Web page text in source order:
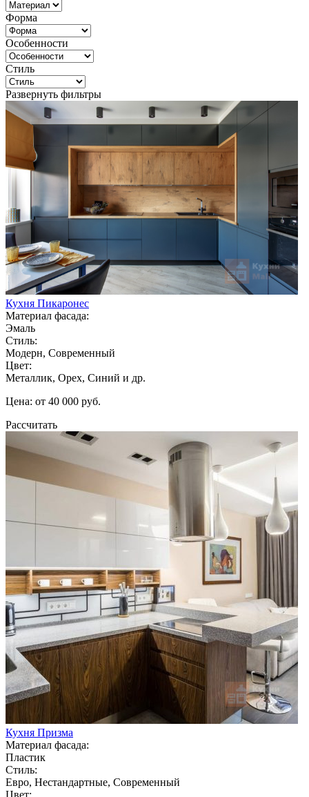
Форма
Особенности
Стиль
Развернуть фильтры
Кухня Пикаронес
Материал фасада:
Эмаль
Стиль:
Модерн, Современный
Цвет:
Металлик, Орех, Синий и др.
Цена: от 40 000 руб.
Рассчитать
Кухня Призма
Материал фасада:
Пластик
Стиль:
Евро, Нестандартные, Современный
Цвет: